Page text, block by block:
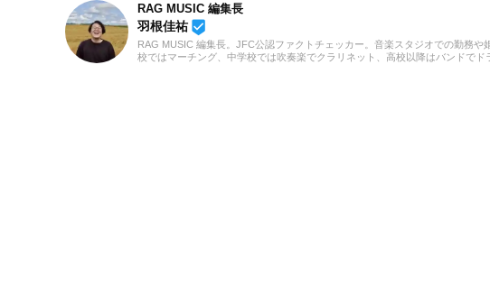
RAG MUSIC 編集長
羽根佳祐 beenhere
RAG MUSIC 編集長。JFC公認ファクトチェッカー。音楽スタジオでの勤務
校ではマーチング、中学校では吹奏楽でクラリネット、高校以降はバンドで